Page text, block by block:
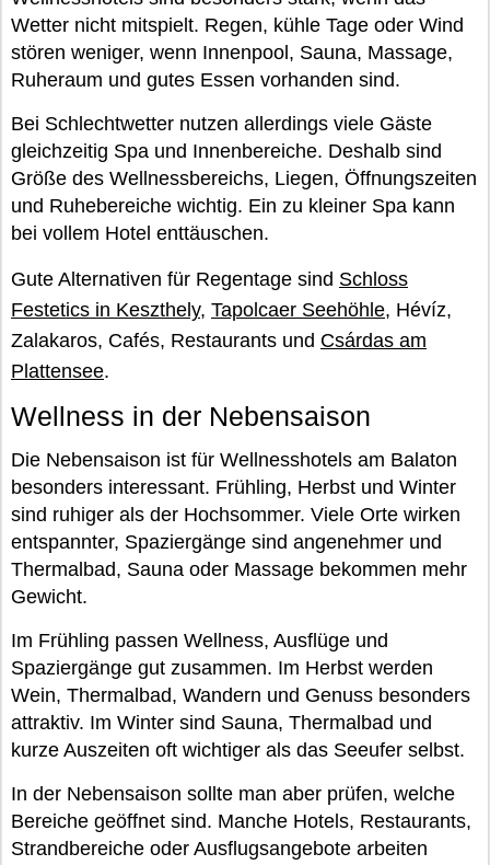
Wetter nicht mitspielt. Regen, kühle Tage oder Wind
stören weniger, wenn Innenpool, Sauna, Massage,
Ruheraum und gutes Essen vorhanden sind.
Bei Schlechtwetter nutzen allerdings viele Gäste
gleichzeitig Spa und Innenbereiche. Deshalb sind
Größe des Wellnessbereichs, Liegen, Öffnungszeiten
und Ruhebereiche wichtig. Ein zu kleiner Spa kann
bei vollem Hotel enttäuschen.
Gute Alternativen für Regentage sind Schloss
Festetics in Keszthely, Tapolcaer Seehöhle, Hévíz,
Zalakaros, Cafés, Restaurants und Csárdas am
Plattensee.
Wellness in der Nebensaison
Die Nebensaison ist für Wellnesshotels am Balaton
besonders interessant. Frühling, Herbst und Winter
sind ruhiger als der Hochsommer. Viele Orte wirken
entspannter, Spaziergänge sind angenehmer und
Thermalbad, Sauna oder Massage bekommen mehr
Gewicht.
Im Frühling passen Wellness, Ausflüge und
Spaziergänge gut zusammen. Im Herbst werden
Wein, Thermalbad, Wandern und Genuss besonders
attraktiv. Im Winter sind Sauna, Thermalbad und
kurze Auszeiten oft wichtiger als das Seeufer selbst.
In der Nebensaison sollte man aber prüfen, welche
Bereiche geöffnet sind. Manche Hotels, Restaurants,
Strandbereiche oder Ausflugsangebote arbeiten